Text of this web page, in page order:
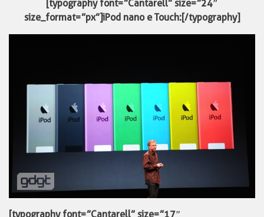
[typography font=”Cantarell” size=”24″
size_format=”px”]iPod nano e Touch:[/typography]
[typography font=”Cantarell” size=”17″